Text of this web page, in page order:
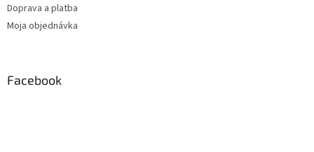
Doprava a platba
Moja objednávka
Facebook